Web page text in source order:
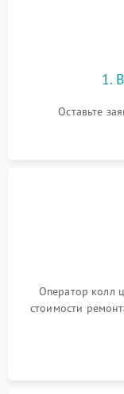
1.
Оставьте
Оператор колл
стоимости